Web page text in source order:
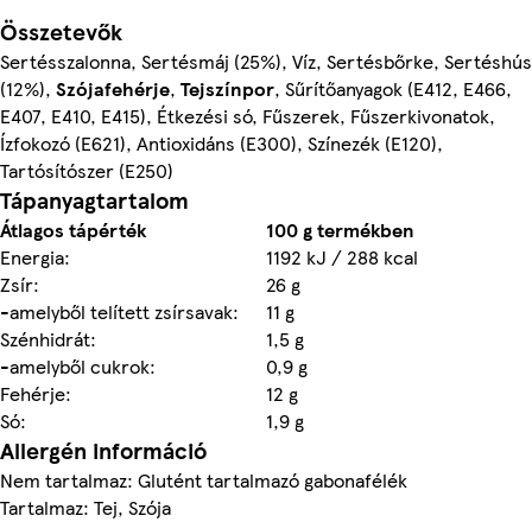
Összetevők
Sertésszalonna, Sertésmáj (25%), Víz, Sertésbőrke, Sertéshús
(12%), Szójafehérje, Tejszínpor, Sűrítőanyagok (E412, E466,
E407, E410, E415), Étkezési só, Fűszerek, Fűszerkivonatok,
Ízfokozó (E621), Antioxidáns (E300), Színezék (E120),
Tartósítószer (E250)
Tápanyagtartalom
Átlagos tápérték
100 g termékben
Energia:
1192 kJ / 288 kcal
Zsír:
26 g
-amelyből telített zsírsavak:
11 g
Szénhidrát:
1,5 g
-amelyből cukrok:
0,9 g
Fehérje:
12 g
Só:
1,9 g
Allergén információ
Nem tartalmaz: Glutént tartalmazó gabonafélék
Tartalmaz: Tej, Szója